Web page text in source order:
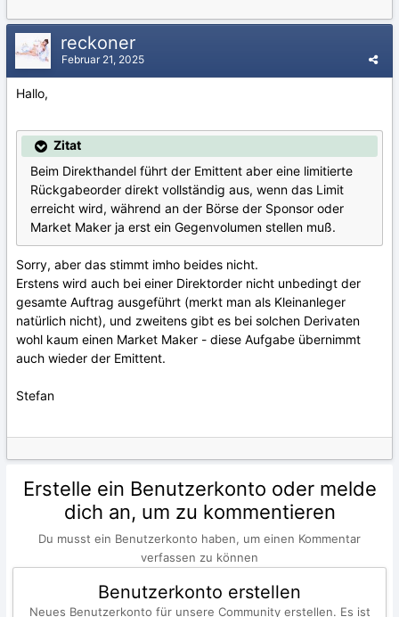
reckoner
Februar 21, 2025
Hallo,
Zitat
Beim Direkthandel führt der Emittent aber eine limitierte
Rückgabeorder direkt vollständig aus, wenn das Limit
erreicht wird, während an der Börse der Sponsor oder
Market Maker ja erst ein Gegenvolumen stellen muß.
Sorry, aber das stimmt imho beides nicht.
Erstens wird auch bei einer Direktorder nicht unbedingt der
gesamte Auftrag ausgeführt (merkt man als Kleinanleger
natürlich nicht), und zweitens gibt es bei solchen Derivaten
wohl kaum einen Market Maker - diese Aufgabe übernimmt
auch wieder der Emittent.
Stefan
Erstelle ein Benutzerkonto oder melde
dich an, um zu kommentieren
Du musst ein Benutzerkonto haben, um einen Kommentar
verfassen zu können
Benutzerkonto erstellen
Neues Benutzerkonto für unsere Community erstellen. Es ist